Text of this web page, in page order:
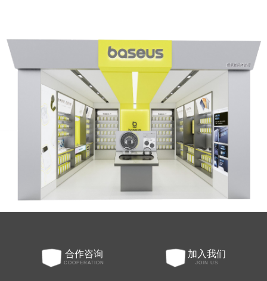
合作咨询
COOPERATION
加入我们
JOIN US